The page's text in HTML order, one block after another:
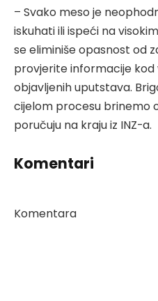
– Svako meso je
iskuhati ili ispeći na
se eliminiše opasnost od
provjerite informacije
objavljenih uputstava.
cijelom procesu brinemo
poručuju na kraju iz INZ-a.
Komentari
Komentara